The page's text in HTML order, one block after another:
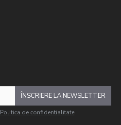
ÎNSCRIERE LA NEWSLETTER
Politica de confidentialitate